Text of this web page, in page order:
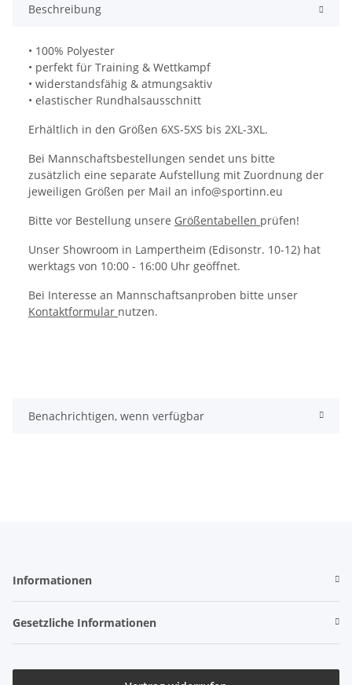
Beschreibung
• 100% Polyester
• perfekt für Training & Wettkampf
• widerstandsfähig & atmungsaktiv
• elastischer Rundhalsausschnitt
Erhältlich in den Größen 6XS-5XS bis 2XL-3XL.
Bei Mannschaftsbestellungen sendet uns bitte
zusätzlich eine separate Aufstellung mit Zuordnung der
jeweiligen Größen per Mail an info@sportinn.eu
Bitte vor Bestellung unsere Größentabellen prüfen!
Unser Showroom in Lampertheim (Edisonstr. 10-12) hat
werktags von 10:00 - 16:00 Uhr geöffnet.
Bei Interesse an Mannschaftsanproben bitte unser
Kontaktformular nutzen.
Benachrichtigen, wenn verfügbar
Informationen
Gesetzliche Informationen